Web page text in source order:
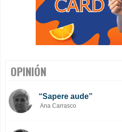
OPINIÓN
“Sapere aude”
Ana Carrasco